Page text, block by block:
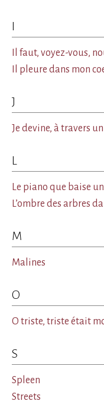
I
Il faut, voyez-vous,
Il pleure dans mon
J
Je devine, à travers
L
Le piano que baise
L’ombre des arbres
M
Malines
O
O triste, triste était
S
Spleen
Streets